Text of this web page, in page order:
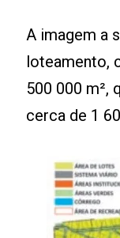
A imagem a
loteamento,
500 000 m²,
cerca de 1